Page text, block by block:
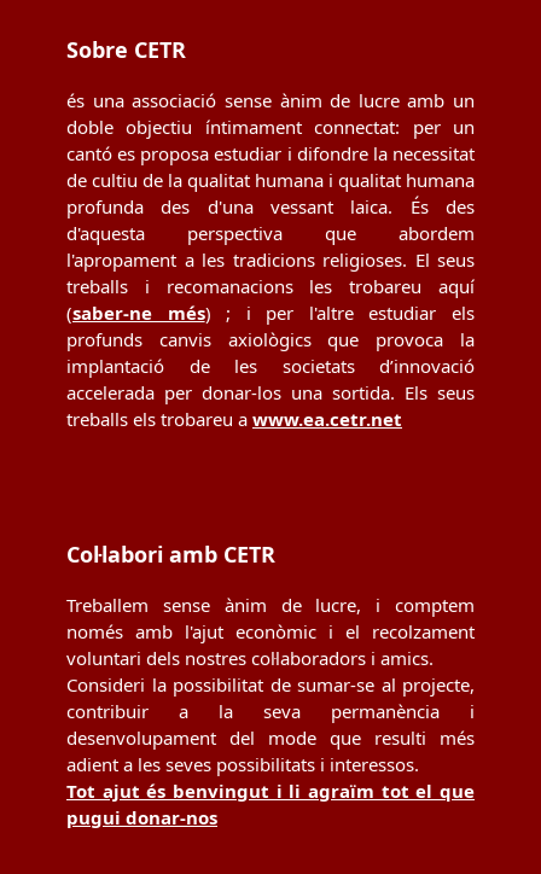
Sobre CETR
és una associació sense ànim de lucre amb un
doble objectiu íntimament connectat: per un
cantó es proposa estudiar i difondre la necessitat
de cultiu de la qualitat humana i qualitat humana
profunda des d'una vessant laica. És des
d'aquesta perspectiva que abordem
l'apropament a les tradicions religioses. El seus
treballs i recomanacions les trobareu aquí
(saber-ne més) ; i per l'altre estudiar els
profunds canvis axiològics que provoca la
implantació de les societats d’innovació
accelerada per donar-los una sortida. Els seus
treballs els trobareu a www.ea.cetr.net
Col·labori amb CETR
Treballem sense ànim de lucre, i comptem
només amb l'ajut econòmic i el recolzament
voluntari dels nostres col·laboradors i amics.
Consideri la possibilitat de sumar-se al projecte,
contribuir a la seva permanència i
desenvolupament del mode que resulti més
adient a les seves possibilitats i interessos.
Tot ajut és benvingut i li agraïm tot el que
pugui donar-nos